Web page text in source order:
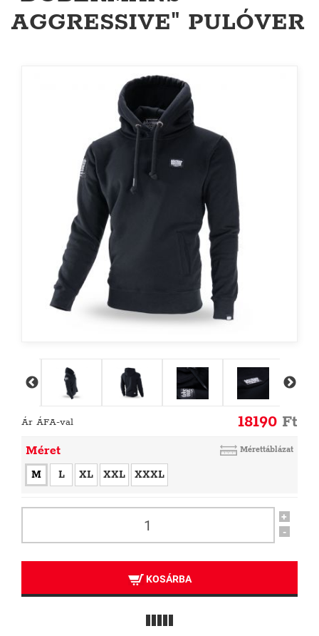
AGGRESSIVE" PULÓVER
Ár ÁFA-val 18190 Ft
Méret Mérettáblázat
M L XL XXL XXXL
+
-
KOSÁRBA